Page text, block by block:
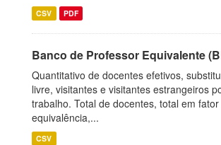
CSV PDF
Banco de Professor Equivalente
Quantitativo de docentes efetivos,
livre, visitantes e visitantes estrangeiros
trabalho. Total de docentes, total em
equivalência,...
CSV